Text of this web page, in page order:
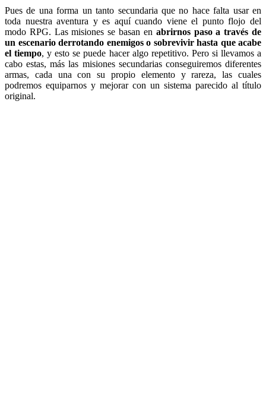
Pues de una forma un tanto secundaria que no hace falta usar en
toda nuestra aventura y es aquí cuando viene el punto flojo del
modo RPG. Las misiones se basan en abrirnos paso a través de
un escenario derrotando enemigos o sobrevivir hasta que acabe
el tiempo, y esto se puede hacer algo repetitivo. Pero si llevamos a
cabo estas, más las misiones secundarias conseguiremos diferentes
armas, cada una con su propio elemento y rareza, las cuales
podremos equiparnos y mejorar con un sistema parecido al título
original.